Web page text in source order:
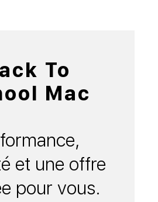
To
Mac
et une offre
pour vous.